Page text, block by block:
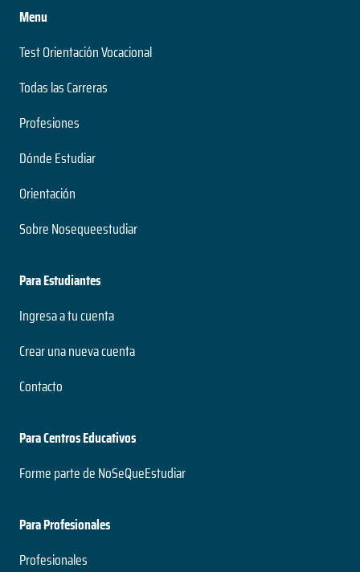
Menu
Test Orientación Vocacional
Todas las Carreras
Profesiones
Dónde Estudiar
Orientación
Sobre Nosequeestudiar
Para Estudiantes
Ingresa a tu cuenta
Crear una nueva cuenta
Contacto
Para Centros Educativos
Forme parte de NoSeQueEstudiar
Para Profesionales
Profesionales